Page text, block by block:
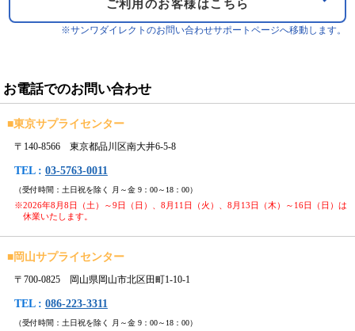
ご利用のお客様はこちら
※サンワダイレクトのお問い合わせサポートページへ移動します。
お電話でのお問い合わせ
■東京サプライセンター
〒140-8566 東京都品川区南大井6-5-8
TEL : 03-5763-0011
（受付時間：土日祝を除く 月～金 9：00～18：00）
※2026年8月8日（土）～9日（日）、8月11日（火）、8月13日（木）～16日（日）は
休業いたします。
■岡山サプライセンター
〒700-0825 岡山県岡山市北区田町1-10-1
TEL : 086-223-3311
（受付時間：土日祝を除く 月～金 9：00～18：00）